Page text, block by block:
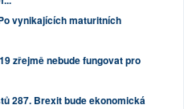
vynikajících maturitních
zřejmě nebude fungovat pro
287. Brexit bude ekonomická